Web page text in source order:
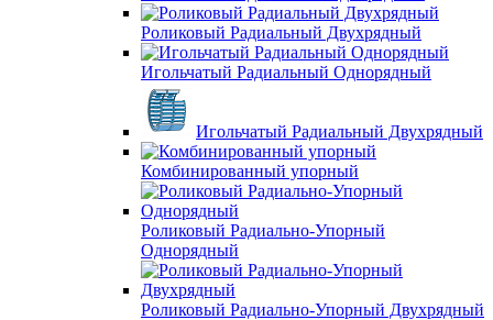
Роликовый Радиальный Двухрядный
Игольчатый Радиальный Однорядный
Игольчатый Радиальный Двухрядный
Комбинированный упорный
Роликовый Радиально-Упорный
Однорядный
Роликовый Радиально-Упорный Двухрядный